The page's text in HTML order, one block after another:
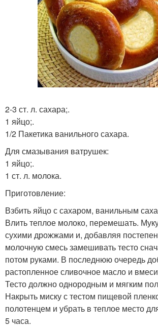
2-3 ст. л. сахара;.
1 яйцо;.
1/2 Пакетика ванильного сахара.
Для смазывания ватрушек:
1 яйцо;.
1 ст. л. молока.
Приготовление:
Взбить яйцо с сахаром, ванильным
Влить теплое молоко, перемешать.
сухими дрожжами и, добавляя
молочную смесь замешивать тесто
потом руками. В последнюю очередь
растопленное сливочное масло и
Тесто должно однородным и мягким
Накрыть миску с тестом пищевой
полотенцем и убрать в теплое место
5 часа.